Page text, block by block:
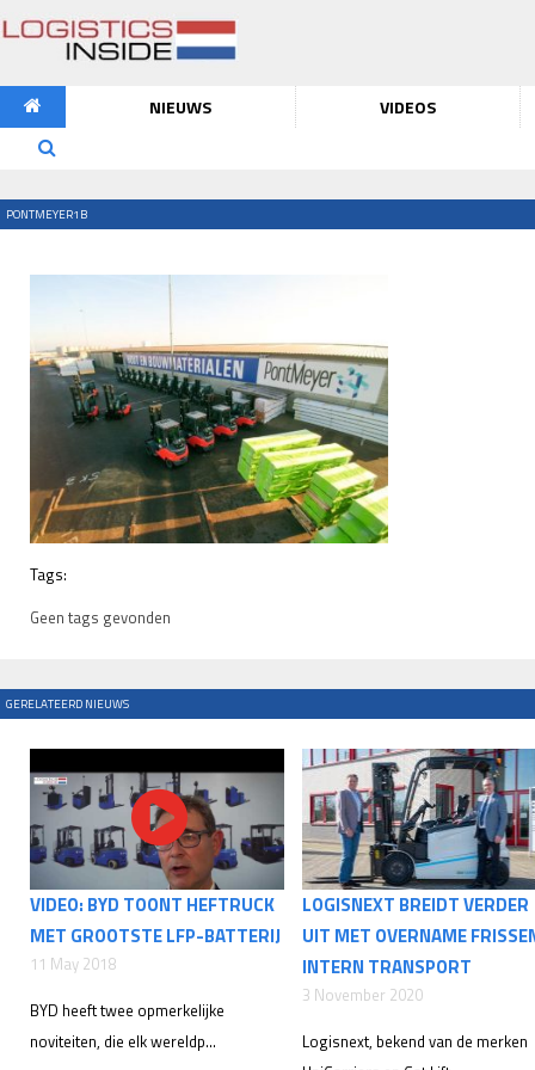
NIEUWS VIDEOS
PONTMEYER1B
Tags:
Geen tags gevonden
GERELATEERD NIEUWS
VIDEO: BYD TOONT HEFTRUCK
MET GROOTSTE LFP-BATTERIJ
11 May 2018
BYD heeft twee opmerkelijke
noviteiten, die elk wereldp...
LOGISNEXT BREIDT VERDER
UIT MET OVERNAME
INTERN TRANSPORT
3 November 2020
Logisnext, bekend van de merken